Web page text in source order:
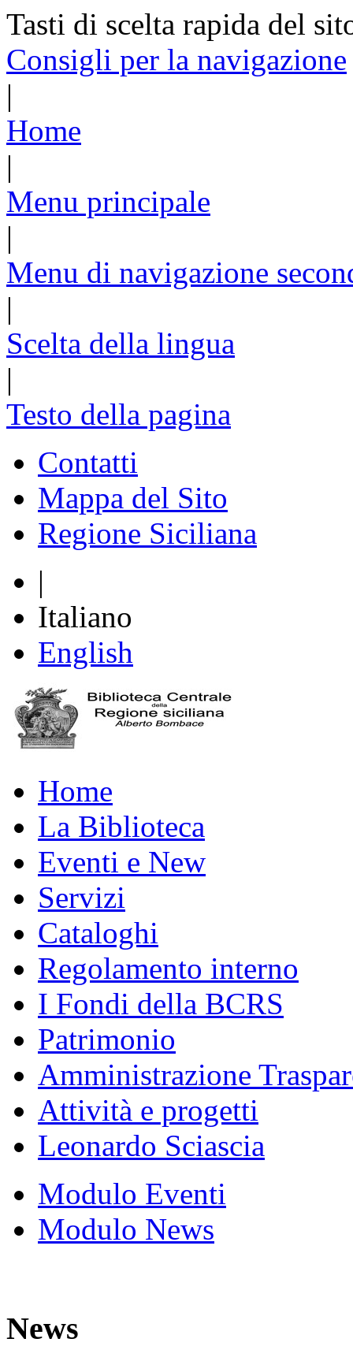
Tasti di scelta rapida del
Consigli per la navigazione
|
Home
|
Menu principale
|
Menu di navigazione
|
Scelta della lingua
|
Testo della pagina
Contatti
Mappa del Sito
Regione Siciliana
|
Italiano
English
Home
La Biblioteca
Eventi e New
Servizi
Cataloghi
Regolamento interno
I Fondi della BCRS
Patrimonio
Amministrazione
Attività e progetti
Leonardo Sciascia
Modulo Eventi
Modulo News
News